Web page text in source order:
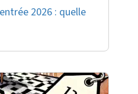
2026 : quelle